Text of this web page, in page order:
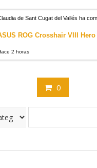
0
de Sant Cugat del Vallés ha
2 horas